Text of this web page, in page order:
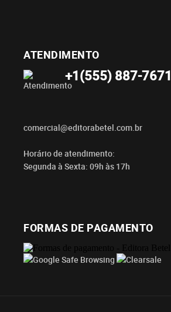
ATENDIMENTO
+1(555) 887-7671
comercial@editorabetel.com.br
Horário de atendimento:
Segunda à Sexta: 09h às 17h
FORMAS DE PAGAMENTO